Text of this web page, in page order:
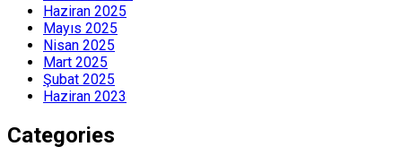
Haziran 2025
Mayıs 2025
Nisan 2025
Mart 2025
Şubat 2025
Haziran 2023
Categories